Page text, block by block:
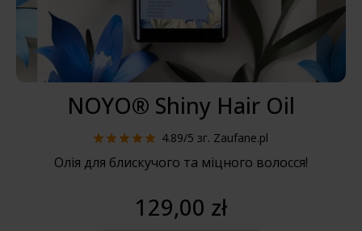
NOYO® Shiny Hair Oil
4.89/5 зг. Zaufane.pl
Олія для блискучого та міцного волосся!
129,00 zł